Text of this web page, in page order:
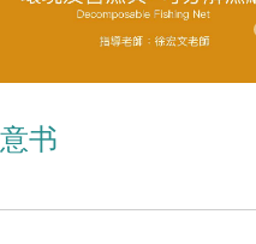
书